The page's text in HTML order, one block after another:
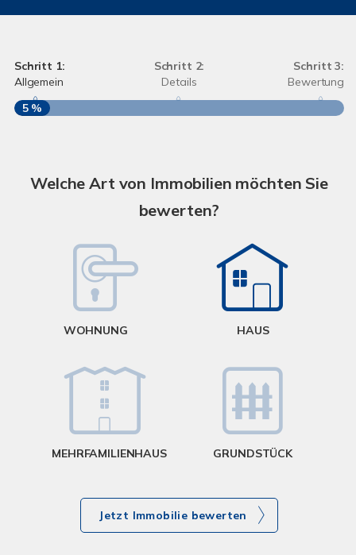
Schritt 1:
Allgemein
Schritt 2:
Details
Schritt 3:
Bewertung
5 %
Welche Art von Immobilien möchten Sie
bewerten?
WOHNUNG HAUS
MEHRFAMILIENHAUS GRUNDSTÜCK
Jetzt Immobilie bewerten